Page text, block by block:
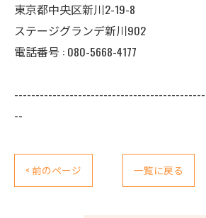
東京都中央区新川2-19-8
ステージグランデ新川902
電話番号 : 080-5668-4177
--
< 前のページ 一覧に戻る